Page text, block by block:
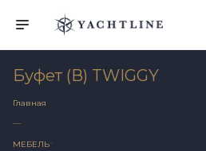
Буфет (В) TWIGGY
Главная
—
МЕБЕЛЬ